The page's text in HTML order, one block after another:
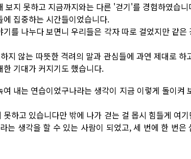
지 못하고 지금까지와는 다른 '걷기'를 경험하였습니
집중하는 시간들이었습니다.
를 나누다 보면니 우리들은 각자 따로 걸었지만 같은
지 않는 따뜻한 격려의 말과 관심들에 과연 제대로 하
기대가 커지기도 했습니다.
내는 연습이었구나라는 생각이 지금 이렇게 돌이켜
하고 있습니다만 밖에 나가 걷는 걸 몹시 힘들게 여기
는 생각을 할 수 있는 사람이 되었고, 세 번에 한 번은